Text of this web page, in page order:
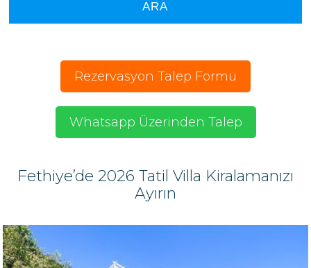
Rezervasyon Talep Formu
Whatsapp Üzerinden Talep
Fethiye’de 2026 Tatil Villa Kiralamanızı
Ayırın